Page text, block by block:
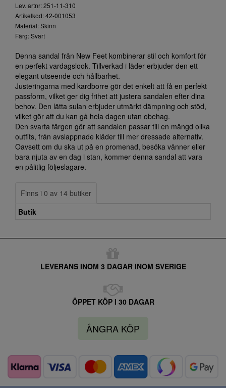
Lev. artnr: 251-11-310
Artikelkod: 42-001053
Material: Skinn
Färg: Svart
Denna sandal från New Feet kombinerar stil och komfort för
en perfekt vardagslook. Tillverkad i läder erbjuder den ett
elegant utseende och hållbarhet.
Justeringarna med kardborre gör det enkelt att få en perfekt
passform, vilket ger dig frihet att justera sandalen efter dina
behov. Den lätta sulan erbjuder utmärkt dämpning och stöd,
vilket gör att du kan gå hela dagen utan obehag.
Den svarta färgen gör att sandalen passar till en mängd olika
outfits, från avslappnade kläder till mer dressade alternativ.
Oavsett om du ska ut på en promenad, besöka vänner eller
bara njuta av en dag i stan, kommer denna sandal att vara
en pålitlig följeslagare.
Finns i 0 av 14 butiker
Butik
LEVERANS INOM 3 DAGAR INOM SVERIGE
ÖPPET KÖP I 30 DAGAR
ÅNGRA KÖP